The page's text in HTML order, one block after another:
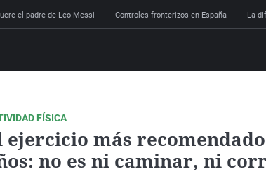
el padre de Leo Messi Controles fronterizos en España La
FÍSICA
ejercicio más
no es ni caminar, ni